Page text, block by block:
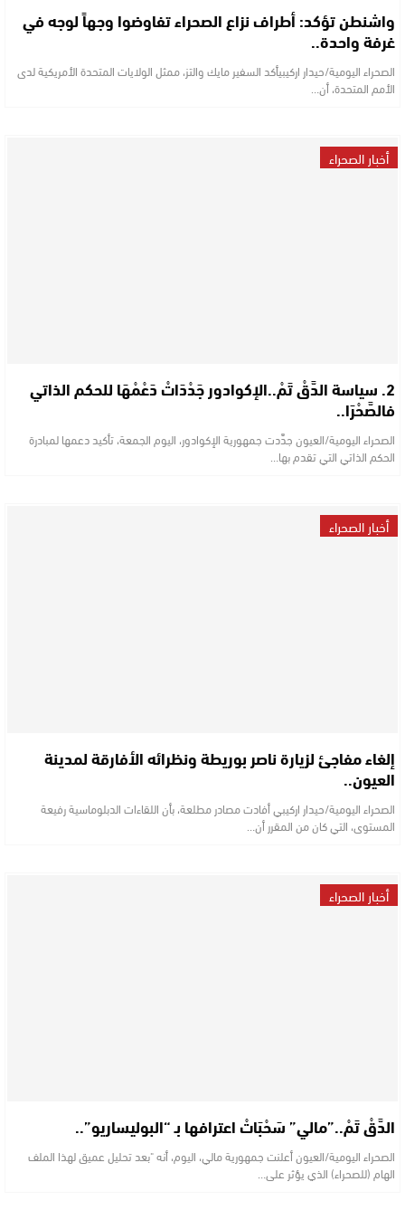
واشنطن تؤكد: أطراف نزاع الصحراء تفاوضوا وجهاً لوجه في
غرفة واحدة..
الصحراء اليومية/حيدار اركيبي ​أكد السفير مايك والتز، ممثل الولايات المتحدة الأمريكية لدى
الأمم المتحدة، أن…
أخبار الصحراء
2. سياسة الدَّقْ تَمْ..الإكوادور جَدْدَاتْ دَعْمْهَا للحكم الذاتي
فالصَّحْرَا..
الصحراء اليومية/العيون جدَّدت جمهورية الإكوادور، اليوم الجمعة، تأكيد دعمها لمبادرة
الحكم الذاتي التي تقدم بها…
أخبار الصحراء
إلغاء مفاجئ لزيارة ناصر بوريطة ونظرائه الأفارقة لمدينة
العيون..
الصحراء اليومية/حيدار اركيبي أفادت مصادر مطلعة، بأن اللقاءات الدبلوماسية رفيعة
المستوى، التي كان من المقرر أن…
أخبار الصحراء
الدَّقْ تَمْ..”مالي” سَحْبَاتْ اعترافها بـ “البوليساريو”..
الصحراء اليومية/العيون أعلنت جمهورية مالي، اليوم، أنه "بعد تحليل عميق لهذا الملف
الهام (للصحراء) الذي يؤثر على…